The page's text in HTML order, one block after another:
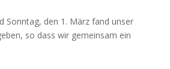
Sonntag, den 1. März fand unser
so dass wir gemeinsam ein